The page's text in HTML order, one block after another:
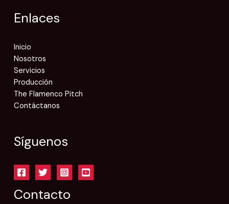
Enlaces
Inicio
Nosotros
Servicios
Producción
The Flamenco Pitch
Contáctanos
Síguenos
Contacto